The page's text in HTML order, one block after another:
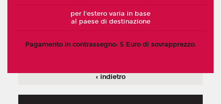
per l'estero varia in base
al paese di destinazione
Pagamento in contrassegno: 5 Euro di sovrapprezzo.
‹ indietro